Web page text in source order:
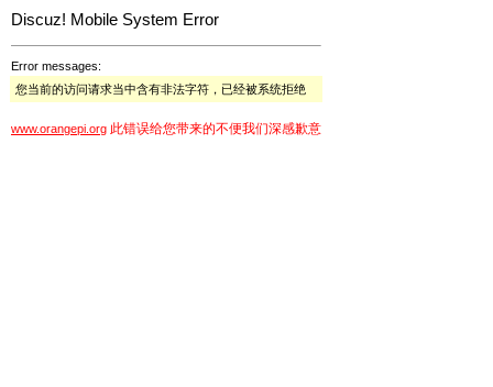
Discuz! Mobile System Error
Error messages:
您当前的访问请求当中含有非法字符，已经被系统拒绝
www.orangepi.org 此错误给您带来的不便我们深感歉意